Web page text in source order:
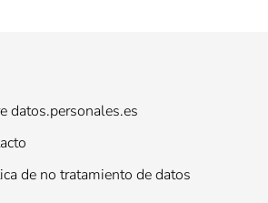
datos.personales.es
de no tratamiento de datos